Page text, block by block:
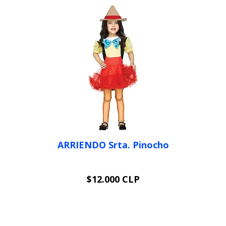
ARRIENDO Srta. Pinocho
VER OPCIONES
$12.000 CLP